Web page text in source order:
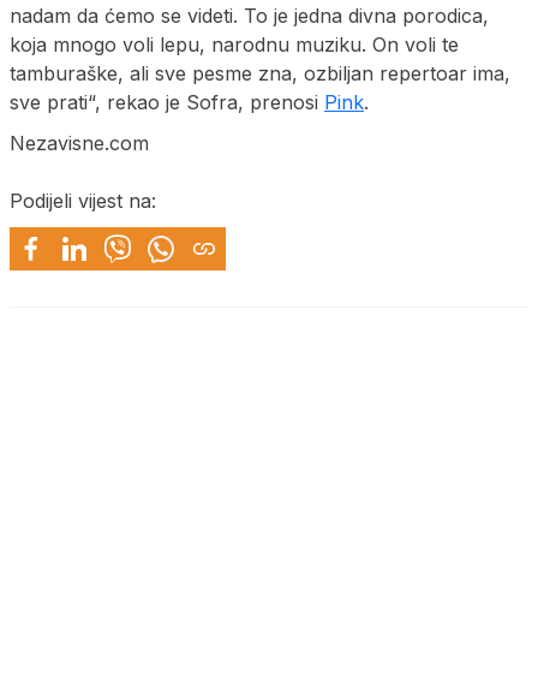
nadam da ćemo se videti. To je jedna divna porodica,
koja mnogo voli lepu, narodnu muziku. On voli te
tamburaške, ali sve pesme zna, ozbiljan repertoar ima,
sve prati“, rekao je Sofra, prenosi Pink.
Nezavisne.com
Podijeli vijest na: